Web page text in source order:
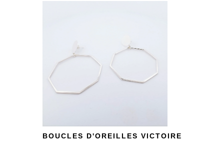
BOUCLES D'OREILLES VICTOIRE